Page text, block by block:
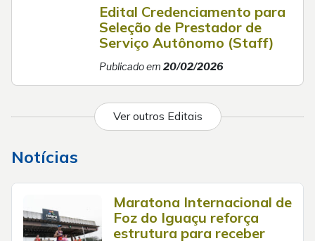
Edital Credenciamento para
Seleção de Prestador de
Serviço Autônomo (Staff)
Publicado em 20/02/2026
Ver outros Editais
Notícias
Maratona Internacional de
Foz do Iguaçu reforça
estrutura para receber